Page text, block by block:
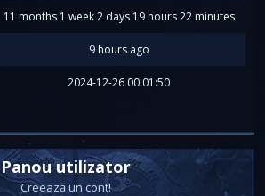
Panou utilizator
Creează un cont!
11 months 1 week 2 days 19 hours 22 minutes
9 hours ago
2024-12-26 00:01:50